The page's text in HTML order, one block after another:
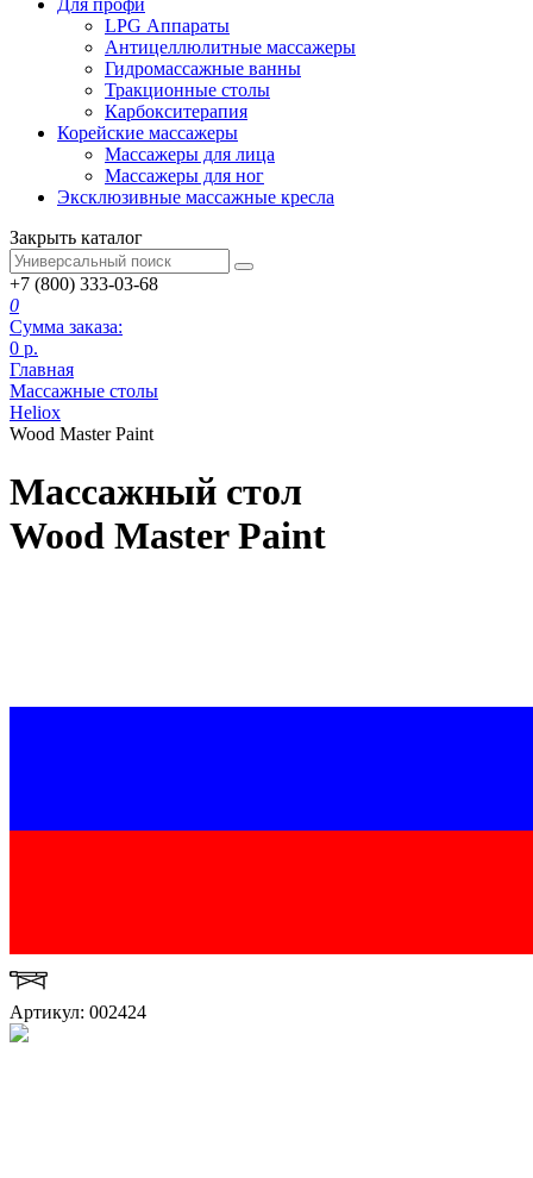
LPG Аппараты
Антицеллюлитные массажеры
Гидромассажные ванны
Тракционные столы
Карбокситерапия
Корейские массажеры
Массажеры для лица
Массажеры для ног
Эксклюзивные массажные кресла
Закрыть каталог
+7 (800) 333-03-68
0
Сумма заказа:
0 р.
Главная
Массажные столы
Heliox
Wood Master Paint
Массажный стол
Wood Master Paint
Артикул: 002424